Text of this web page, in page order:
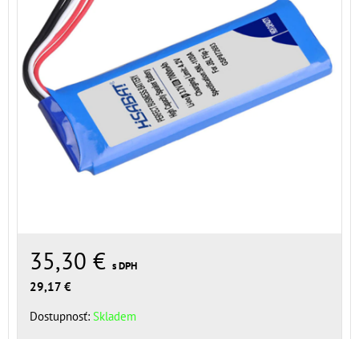
35,30 € s DPH
29,17 €
Dostupnosť: Skladem